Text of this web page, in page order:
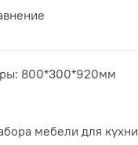
800*300*920мм
мебели для кухни